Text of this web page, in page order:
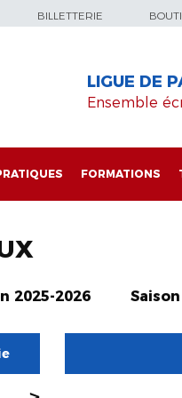
BILLETTERIE
LIGUE DE
Ensemble
FORMATIONS
2025-2026